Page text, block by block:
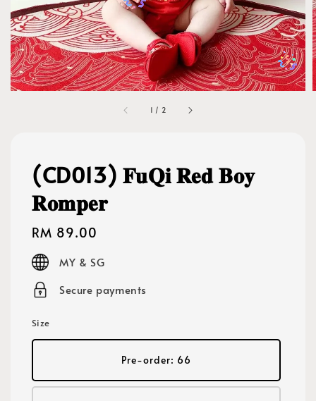
1 / 2
(CD013) 𝐅𝐮𝐐𝐢 𝐑𝐞𝐝 𝐁𝐨𝐲
𝐑𝐨𝐦𝐩𝐞𝐫
Regular
price
RM 89.00
MY & SG
Secure payments
Size
Pre-order: 66